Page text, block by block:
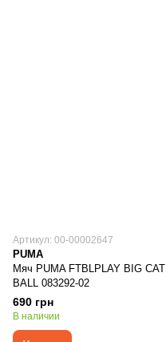
Артикул: 00-00002647
PUMA
Мяч PUMA FTBLPLAY BIG CAT
BALL 083292-02
690 грн
В наличии